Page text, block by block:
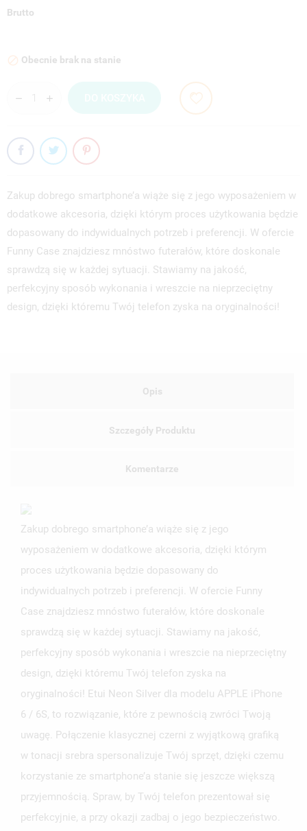
Brutto
 Obecnie brak na stanie
Zakup dobrego smartphone’a wiąże się z jego wyposażeniem w
dodatkowe akcesoria, dzięki którym proces użytkowania będzie
dopasowany do indywidualnych potrzeb i preferencji. W ofercie
Funny Case znajdziesz mnóstwo futerałów, które doskonale
sprawdzą się w każdej sytuacji. Stawiamy na jakość,
perfekcyjny sposób wykonania i wreszcie na nieprzeciętny
design, dzięki któremu Twój telefon zyska na oryginalności!
Opis
Szczegóły Produktu
Komentarze
Zakup dobrego smartphone’a wiąże się z jego
wyposażeniem w dodatkowe akcesoria, dzięki którym
proces użytkowania będzie dopasowany do
indywidualnych potrzeb i preferencji. W ofercie Funny
Case znajdziesz mnóstwo futerałów, które doskonale
sprawdzą się w każdej sytuacji. Stawiamy na jakość,
perfekcyjny sposób wykonania i wreszcie na nieprzeciętny
design, dzięki któremu Twój telefon zyska na
oryginalności! Etui Neon Silver dla modelu APPLE iPhone
6 / 6S, to rozwiązanie, które z pewnością zwróci Twoją
uwagę. Połączenie klasycznej czerni z wyjątkową grafiką
w tonacji srebra spersonalizuje Twój sprzęt, dzięki czemu
korzystanie ze smartphone’a stanie się jeszcze większą
przyjemnością. Spraw, by Twój telefon prezentował się
perfekcyjnie, a przy okazji zadbaj o jego bezpieczeństwo.